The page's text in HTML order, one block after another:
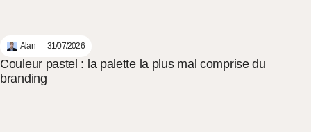
Alan 31/07/2026
Couleur pastel : la palette la plus mal comprise du
branding